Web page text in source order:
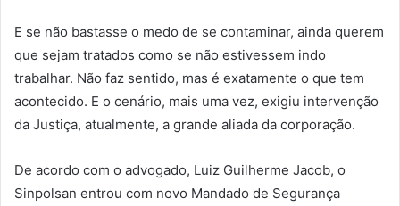
E se não bastasse o medo de se contaminar, ainda querem
que sejam tratados como se não estivessem indo
trabalhar. Não faz sentido, mas é exatamente o que tem
acontecido. E o cenário, mais uma vez, exigiu intervenção
da Justiça, atualmente, a grande aliada da corporação.
De acordo com o advogado, Luiz Guilherme Jacob, o
Sinpolsan entrou com novo Mandado de Segurança